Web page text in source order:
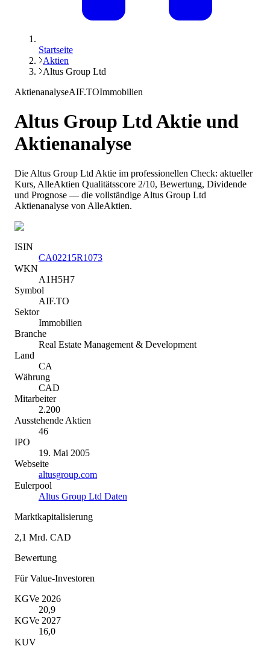
Startseite
Aktien
Altus Group Ltd
AktienanalyseAIF.TOImmobilien
Altus Group LtdAktie und
Aktienanalyse
Die Altus Group Ltd Aktie im professionellen Check: aktueller
Kurs, AlleAktien Qualitätsscore 2/10, Bewertung, Dividende
und Prognose — die vollständige Altus Group Ltd
Aktienanalyse von AlleAktien.
ISIN
CA02215R1073
WKN
A1H5H7
Symbol
AIF.TO
Sektor
Immobilien
Branche
Real Estate Management & Development
Land
CA
Währung
CAD
Mitarbeiter
2.200
Ausstehende Aktien
46
IPO
19. Mai 2005
Webseite
altusgroup.com
Eulerpool
Altus Group Ltd Daten
Marktkapitalisierung
2,1 Mrd. CAD
Bewertung
Für Value-Investoren
KGVe 2026
20,9
KGVe 2027
16,0
KUV